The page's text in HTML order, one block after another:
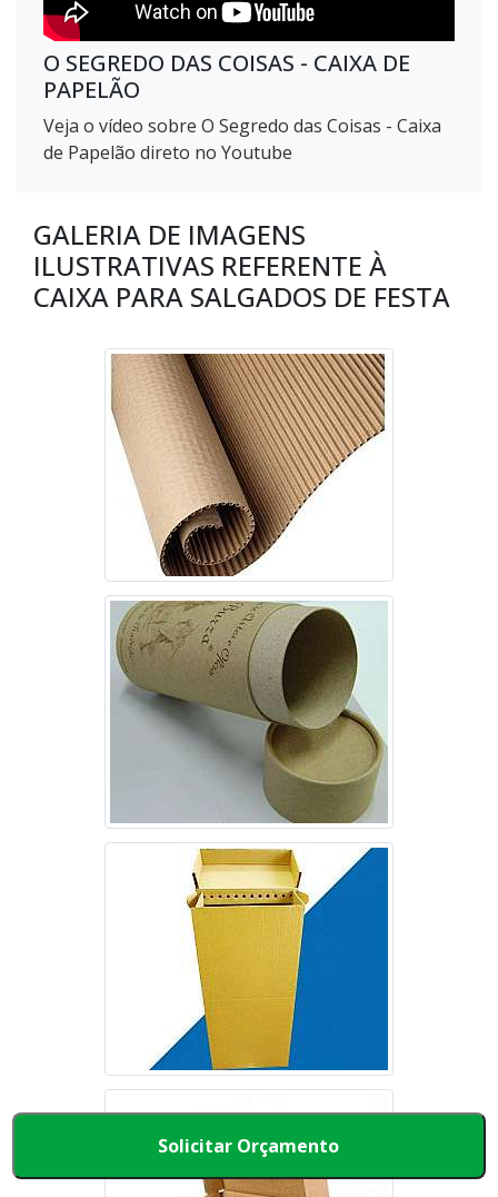
Solicitar Orçamento
O SEGREDO DAS COISAS - CAIXA DE
PAPELÃO
Veja o vídeo sobre O Segredo das Coisas - Caixa
de Papelão direto no Youtube
GALERIA DE IMAGENS
ILUSTRATIVAS REFERENTE À
CAIXA PARA SALGADOS DE FESTA